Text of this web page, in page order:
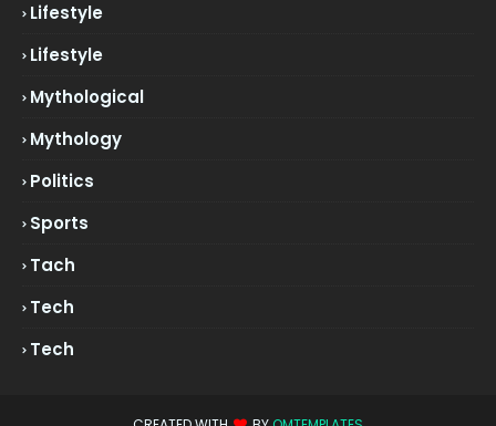
Lifestyle
Lifestyle
Mythological
Mythology
Politics
Sports
Tach
Tech
Tech